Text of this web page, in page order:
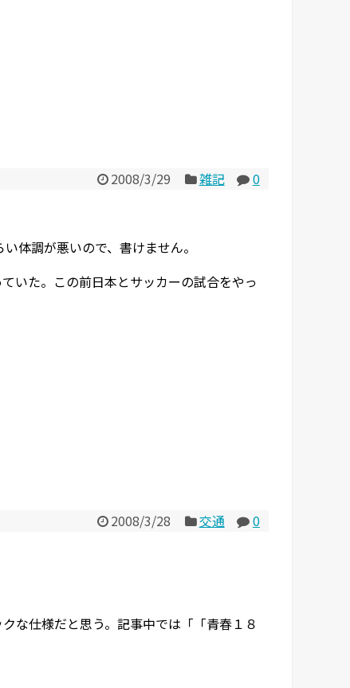
2008/3/29 雑記
0
体調が悪いので、書けません。
いた。この前日本とサッカーの試合をやっ
2008/3/28 交通
0
な仕様だと思う。記事中では「「青春１８